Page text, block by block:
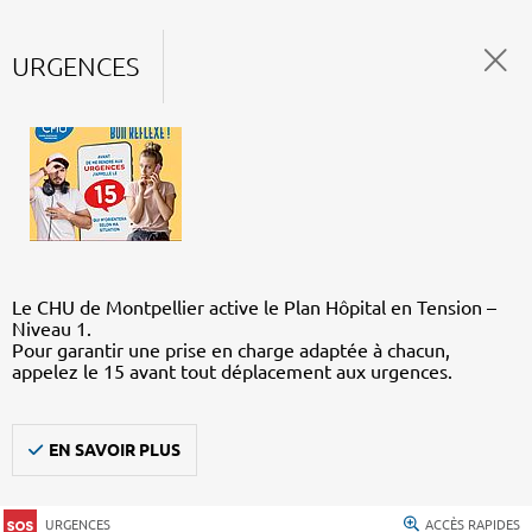
URGENCES
Le CHU de Montpellier active le Plan Hôpital en Tension –
Niveau 1.
Pour garantir une prise en charge adaptée à chacun,
appelez le 15 avant tout déplacement aux urgences.
EN SAVOIR PLUS
URGENCES ACCÈS RAPIDES